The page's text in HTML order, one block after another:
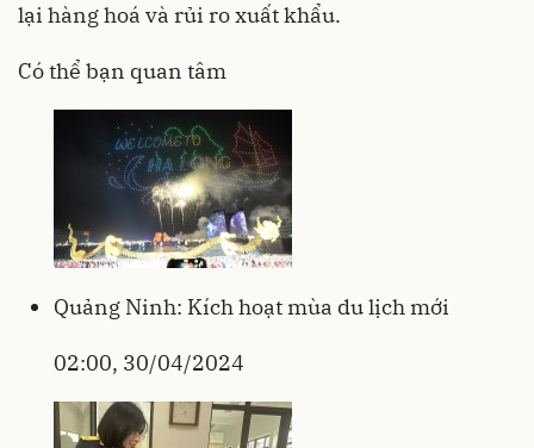
lại hàng hoá và rủi ro xuất khẩu.
Có thể bạn quan tâm
Quảng Ninh: Kích hoạt mùa du lịch mới
02:00, 30/04/2024